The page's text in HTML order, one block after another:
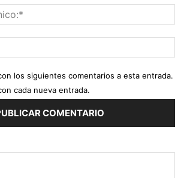
los siguientes comentarios a esta entrada.
cada nueva entrada.